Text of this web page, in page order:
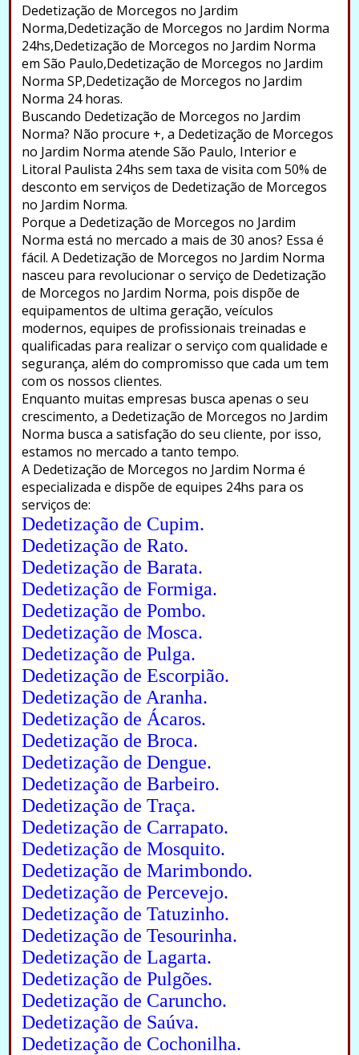
Dedetização de Morcegos no Jardim
Norma,Dedetização de Morcegos no Jardim Norma
24hs,Dedetização de Morcegos no Jardim Norma
em São Paulo,Dedetização de Morcegos no Jardim
Norma SP,Dedetização de Morcegos no Jardim
Norma 24 horas.
Buscando Dedetização de Morcegos no Jardim
Norma? Não procure +, a Dedetização de Morcegos
no Jardim Norma atende São Paulo, Interior e
Litoral Paulista 24hs sem taxa de visita com 50% de
desconto em serviços de Dedetização de Morcegos
no Jardim Norma.
Porque a Dedetização de Morcegos no Jardim
Norma está no mercado a mais de 30 anos? Essa é
fácil. A Dedetização de Morcegos no Jardim Norma
nasceu para revolucionar o serviço de Dedetização
de Morcegos no Jardim Norma, pois dispõe de
equipamentos de ultima geração, veículos
modernos, equipes de profissionais treinadas e
qualificadas para realizar o serviço com qualidade e
segurança, além do compromisso que cada um tem
com os nossos clientes.
Enquanto muitas empresas busca apenas o seu
crescimento, a Dedetização de Morcegos no Jardim
Norma busca a satisfação do seu cliente, por isso,
estamos no mercado a tanto tempo.
A Dedetização de Morcegos no Jardim Norma é
especializada e dispõe de equipes 24hs para os
serviços de:
Dedetização de Cupim.
Dedetização de Rato.
Dedetização de Barata.
Dedetização de Formiga.
Dedetização de Pombo.
Dedetização de Mosca.
Dedetização de Pulga.
Dedetização de Escorpião.
Dedetização de Aranha.
Dedetização de Ácaros.
Dedetização de Broca.
Dedetização de Dengue.
Dedetização de Barbeiro.
Dedetização de Traça.
Dedetização de Carrapato.
Dedetização de Mosquito.
Dedetização de Marimbondo.
Dedetização de Percevejo.
Dedetização de Tatuzinho.
Dedetização de Tesourinha.
Dedetização de Lagarta.
Dedetização de Pulgões.
Dedetização de Caruncho.
Dedetização de Saúva.
Dedetização de Cochonilha.